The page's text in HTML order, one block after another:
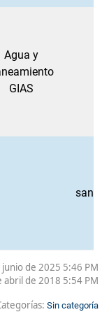
Agua y
GIAS
de 2025 5:46 PM
abril de 2018 5:54 PM
Sin categoría